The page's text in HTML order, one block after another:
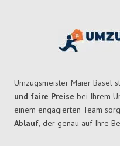
Umzugsmeister Maier Basel
und faire Preise bei Ihrem
einem engagierten Team
Ablauf, der genau auf Ihre